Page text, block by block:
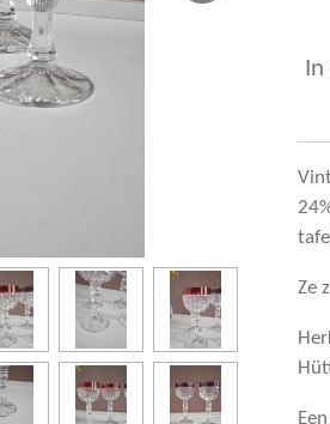
Ze